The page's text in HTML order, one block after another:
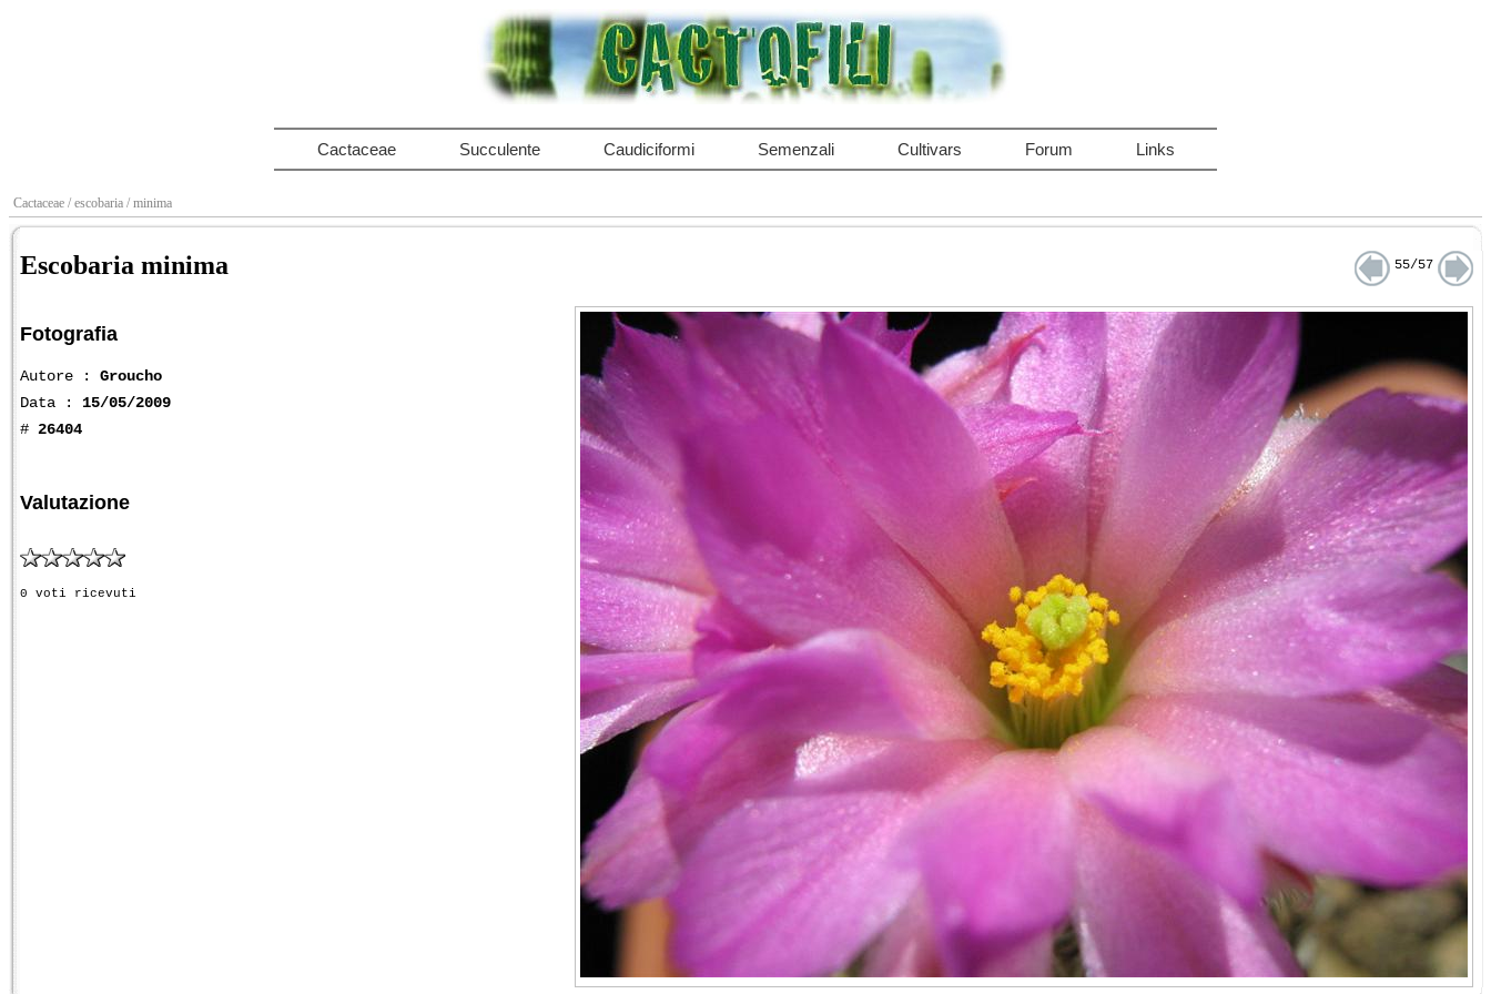
Cactaceae Succulente Caudiciformi Semenzali Cultivars Forum Links
Cactaceae / escobaria / minima
Escobaria minima 55/57
Fotografia
Autore : Groucho
Data : 15/05/2009
# 26404
Valutazione
0 voti ricevuti